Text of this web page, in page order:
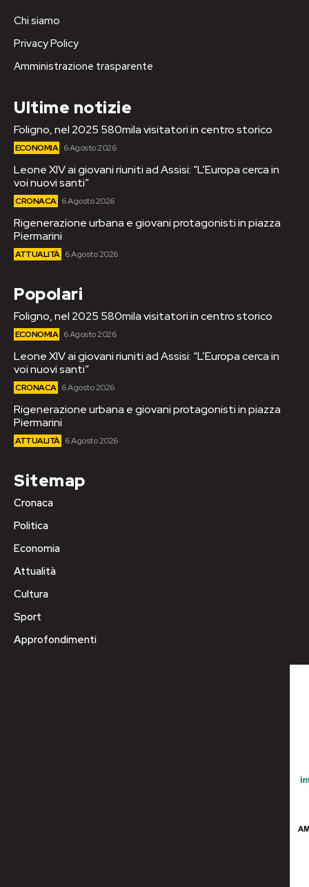
Chi siamo
Privacy Policy
Amministrazione trasparente
Ultime notizie
Foligno, nel 2025 580mila visitatori in centro storico
ECONOMIA 6 Agosto 2026
Leone XIV ai giovani riuniti ad Assisi: “L’Europa cerca in
voi nuovi santi”
CRONACA 6 Agosto 2026
Rigenerazione urbana e giovani protagonisti in piazza
Piermarini
ATTUALITÀ 6 Agosto 2026
Popolari
Foligno, nel 2025 580mila visitatori in centro storico
ECONOMIA 6 Agosto 2026
Leone XIV ai giovani riuniti ad Assisi: “L’Europa cerca in
voi nuovi santi”
CRONACA 6 Agosto 2026
Rigenerazione urbana e giovani protagonisti in piazza
Piermarini
ATTUALITÀ 6 Agosto 2026
Sitemap
Cronaca
Politica
Economia
Attualità
Cultura
Sport
Approfondimenti